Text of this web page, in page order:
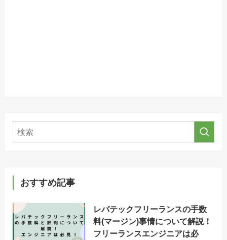
おすすめ記事
レバテックフリーランスの手数
料(マージン)事情について解説！
フリーランスエンジニアは必